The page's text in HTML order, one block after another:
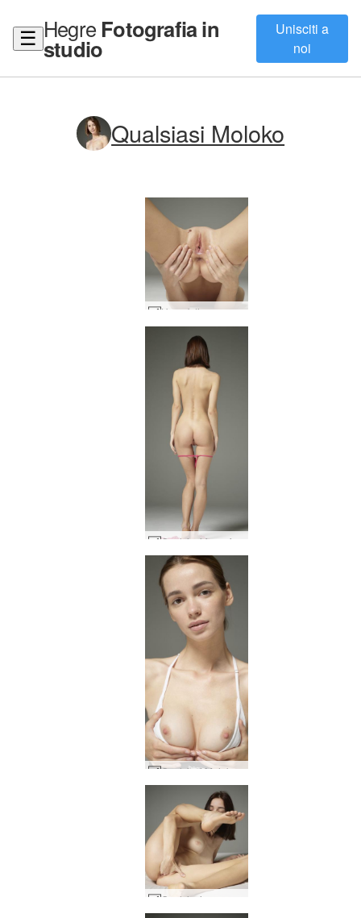
☰ Hegre Fotografia in
studio
Unisciti a
noi
Qualsiasi Moloko
Un po' di succo di figa di Moloko #27
Qualsiasi forza femminile Moloko #20
Qualsiasi Moloko rivelatore #37